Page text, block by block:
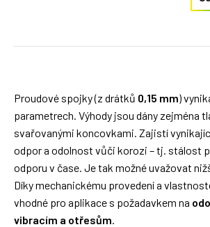
Proudové spojky (z drátků 0,15 mm)
parametrech. Výhody jsou dány zejména
svařovanými koncovkami. Zajistí
odpor a odolnost vůči korozi – tj. stálost
odporu v čase. Je tak možné uvažovat
Díky mechanickému provedení a
vhodné pro aplikace s požadavkem na
vibracím a otřesům.